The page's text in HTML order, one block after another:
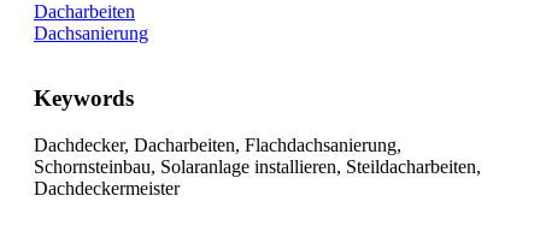
Dacharbeiten
Dachsanierung
Keywords
Dachdecker, Dacharbeiten, Flachdachsanierung,
Schornsteinbau, Solaranlage installieren, Steildacharbeiten,
Dachdeckermeister